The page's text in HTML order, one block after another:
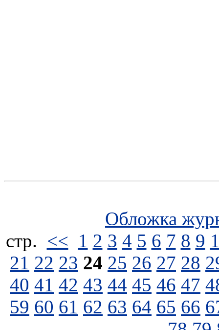
Обложка
стp. << 1 2 3 4 5 6 7 8 9
21 22 23 24 25 26 27 28
40 41 42 43 44 45 46 47
59 60 61 62 63 64 65 66